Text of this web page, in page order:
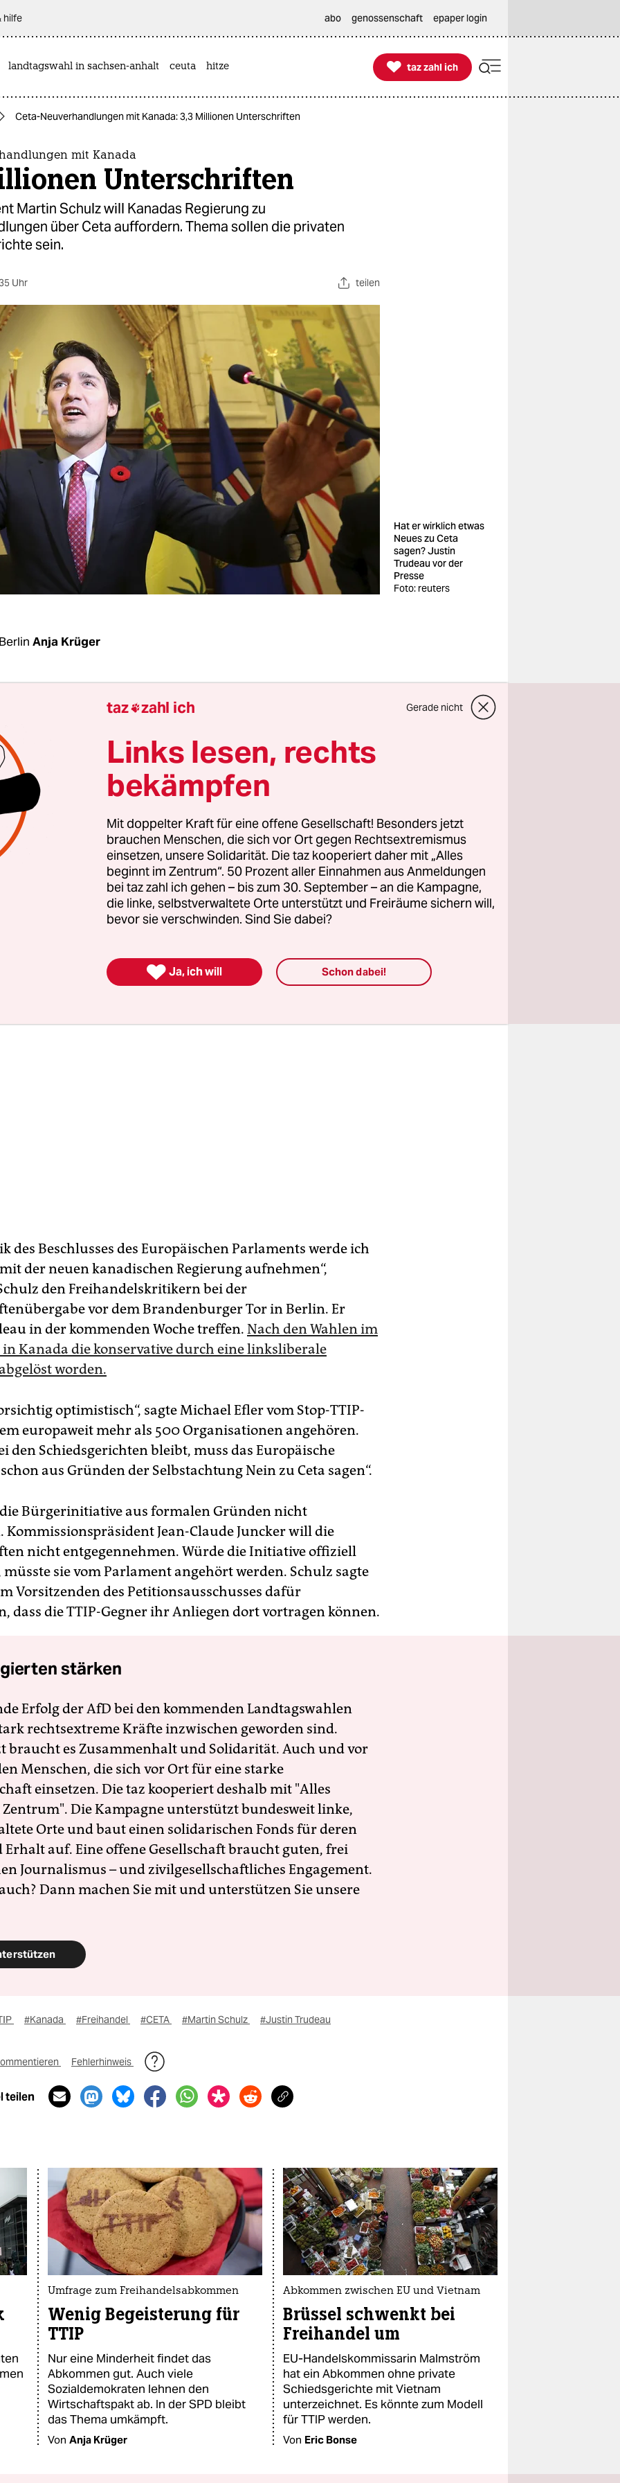
hilfe abo genossenschaft epaper login
landtagswahl in sachsen-anhalt ceuta hitze 
taz zahl ich
taz zahl ich
Ceta-Neuverhandlungen mit Kanada: 3,3 Millionen Unterschriften
mit Kanada
Unterschriften
Martin Schulz will Kanadas Regierung zu
über Ceta auffordern. Thema sollen die privaten
sein.
Uhr teilen
Hat er wirklich etwas
Neues zu Ceta
sagen? Justin
Trudeau vor der
Presse
Foto: reuters
Anja Krüger
des Europäischen Parlaments, Martin Schulz (SPD), wird
Präsidenten Justin Trudeau zu
über das Freihandelsabkommen Ceta auffordern.
es um die umstrittenen privaten Schiedsgerichte gehen, die
der EU und dem Land vorsieht, kündigte Schulz
Entgegennahme der 3,3 Millionen Unterschriften
Bürgerinitiative „Stop TTIP“ gesammelt hat.
Frühjahr vom Europäischen Parlament verabschiedet
als Blaupause für das Freihandelsabkommen TTIP, das
USA schließen wollen. In einer Stellungnahme zu TTIP
Parlament gegen private Schiedsgerichte
können. Auch Ceta sieht solche Gerichte vor.
des Beschlusses des Europäischen Parlaments werde ich
der neuen kanadischen Regierung aufnehmen“,
den Freihandelskritikern bei der
vor dem Brandenburger Tor in Berlin. Er
in der kommenden Woche treffen. Nach den Wahlen im
Kanada die konservative durch eine linksliberale
worden.
optimistisch“, sagte Michael Efler vom Stop-TTIP-
europaweit mehr als 500 Organisationen angehören.
den Schiedsgerichten bleibt, muss das Europäische
aus Gründen der Selbstachtung Nein zu Ceta sagen“.
Bürgerinitiative aus formalen Gründen nicht
Kommissionspräsident Jean-Claude Juncker will die
nicht entgegennehmen. Würde die Initiative offiziell
sie vom Parlament angehört werden. Schulz sagte
Vorsitzenden des Petitionsausschusses dafür
dass die TTIP-Gegner ihr Anliegen dort vortragen können.
stärken
Erfolg der AfD bei den kommenden Landtagswahlen
rechtsextreme Kräfte inzwischen geworden sind.
braucht es Zusammenhalt und Solidarität. Auch und vor
Menschen, die sich vor Ort für eine starke
einsetzen. Die taz kooperiert deshalb mit "Alles
Die Kampagne unterstützt bundesweit linke,
Orte und baut einen solidarischen Fonds für deren
Erhalt auf. Eine offene Gesellschaft braucht guten, frei
Journalismus – und zivilgesellschaftliches Engagement.
Dann machen Sie mit und unterstützen Sie unsere
#Kanada #Freihandel #CETA #Martin Schulz #Justin Trudeau
Fehlerhinweis
teilen
Umfrage zum Freihandelsabkommen
Wenig Begeisterung für
TTIP
Nur eine Minderheit findet das
Abkommen gut. Auch viele
Sozialdemokraten lehnen den
Wirtschaftspakt ab. In der SPD bleibt
das Thema umkämpft.
Von Anja Krüger
Abkommen zwischen EU und Vietnam
Brüssel schwenkt bei
Freihandel um
EU-Handelskommissarin Malmström
hat ein Abkommen ohne private
Schiedsgerichte mit Vietnam
unterzeichnet. Es könnte zum Modell
für TTIP werden.
Von Eric Bonse
taz zahl ich Gerade nicht
Links lesen, rechts
bekämpfen
Mit doppelter Kraft für eine offene Gesellschaft! Besonders jetzt
brauchen Menschen, die sich vor Ort gegen Rechtsextremismus
einsetzen, unsere Solidarität. Die taz kooperiert daher mit „Alles
beginnt im Zentrum“. 50 Prozent aller Einnahmen aus Anmeldungen
bei taz zahl ich gehen – bis zum 30. September – an die Kampagne,
die linke, selbstverwaltete Orte unterstützt und Freiräume sichern will,
bevor sie verschwinden. Sind Sie dabei?
 Ja, ich will Schon dabei!